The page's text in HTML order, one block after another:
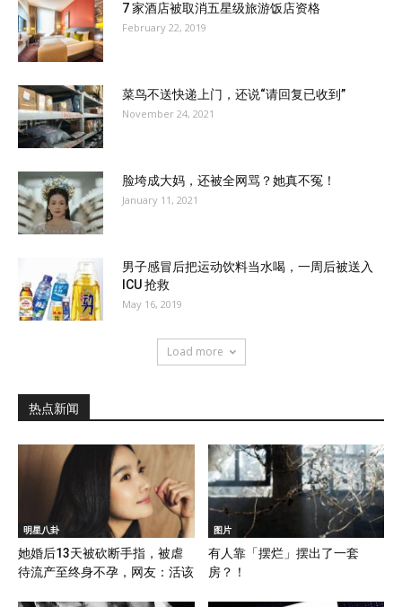
7 家酒店被取消五星级旅游饭店资格
February 22, 2019
菜鸟不送快递上门，还说“请回复已收到”
November 24, 2021
脸垮成大妈，还被全网骂？她真不冤！
January 11, 2021
男子感冒后把运动饮料当水喝，一周后被送入
ICU 抢救
May 16, 2019
Load more
热点新闻
明星八卦
她婚后13天被砍断手指，被虐
待流产至终身不孕，网友：活该
图片
有人靠「摆烂」摆出了一套
房？！